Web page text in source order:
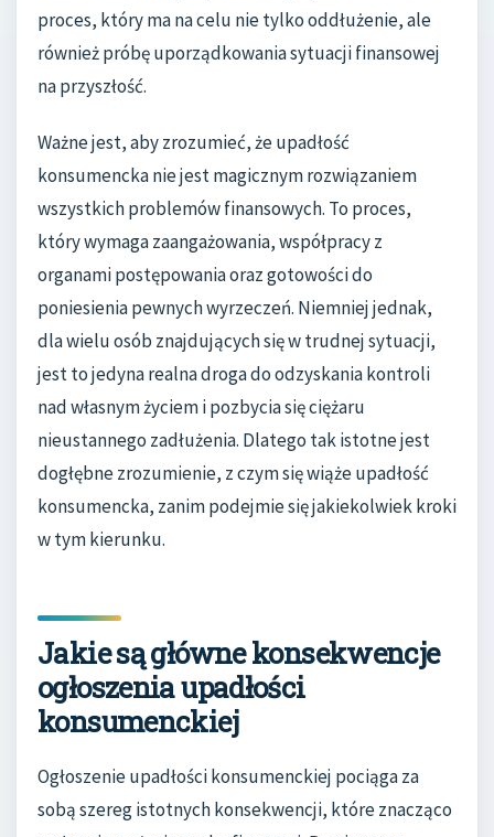
proces, który ma na celu nie tylko oddłużenie, ale
również próbę uporządkowania sytuacji finansowej
na przyszłość.
Ważne jest, aby zrozumieć, że upadłość
konsumencka nie jest magicznym rozwiązaniem
wszystkich problemów finansowych. To proces,
który wymaga zaangażowania, współpracy z
organami postępowania oraz gotowości do
poniesienia pewnych wyrzeczeń. Niemniej jednak,
dla wielu osób znajdujących się w trudnej sytuacji,
jest to jedyna realna droga do odzyskania kontroli
nad własnym życiem i pozbycia się ciężaru
nieustannego zadłużenia. Dlatego tak istotne jest
dogłębne zrozumienie, z czym się wiąże upadłość
konsumencka, zanim podejmie się jakiekolwiek kroki
w tym kierunku.
Jakie są główne konsekwencje
ogłoszenia upadłości
konsumenckiej
Ogłoszenie upadłości konsumenckiej pociąga za
sobą szereg istotnych konsekwencji, które znacząco